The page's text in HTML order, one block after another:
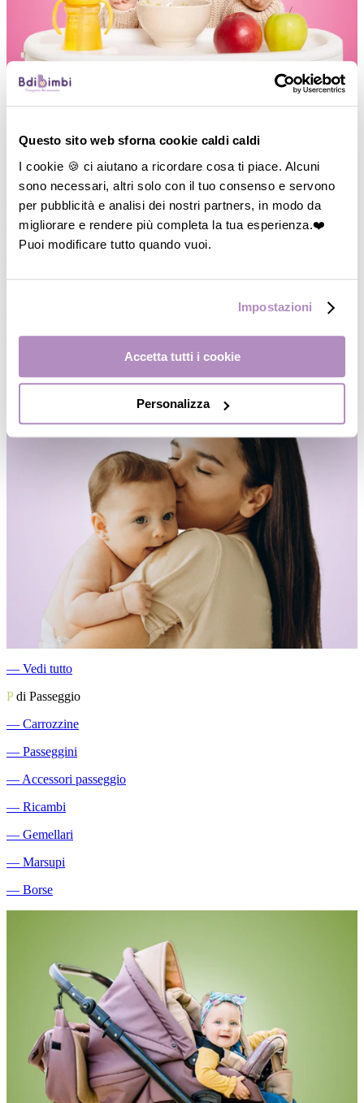
Questo sito web sforna cookie caldi caldi
I cookie 🍪 ci aiutano a ricordare cosa ti piace. Alcuni
sono necessari, altri solo con il tuo consenso e servono
per pubblicità e analisi dei nostri partners, in modo da
migliorare e rendere più completa la tua esperienza.❤️
Puoi modificare tutto quando vuoi.
Impostazioni
Accetta tutti i cookie
Personalizza
―Vedi tutto
M di Mamma
―Cosmesi Mamma
―Coppetta/Conchiglie assorbilatte
―Reggiseni gravidanza/Allattamento
― Vedi tutto
Pdi Passeggio
― Carrozzine
― Passeggini
― Accessori passeggio
― Ricambi
― Gemellari
― Marsupi
― Borse